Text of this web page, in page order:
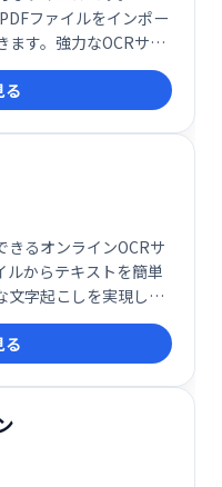
ファイルをインポー
ます。強力なOCRサポ
ォルダータイトル、ド
入力したテキストを
る
きるオンラインOCRサ
ルからテキストを簡単
文字起こしを実現し、
す。
る